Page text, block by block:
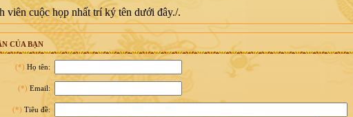
viên cuộc họp nhất trí ký tên dưới đây./.
CỦA BẠN
(*) Họ tên:
(*) Email:
(*) Tiêu đề: